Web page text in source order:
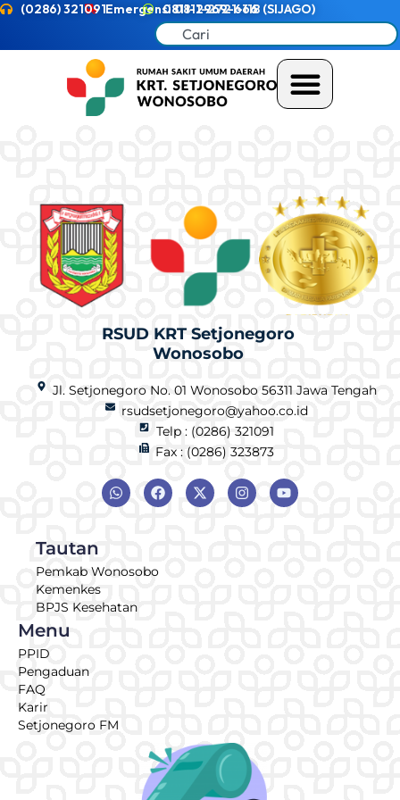
Emergensi 0811-2721-118 (SIJAGO)
0811-2969-666
(0286) 321091
RSUD KRT Setjonegoro
Wonosobo
Jl. Setjonegoro No. 01 Wonosobo 56311 Jawa Tengah
rsudsetjonegoro@yahoo.co.id
Telp : (0286) 321091
Fax : (0286) 323873
Tautan
Pemkab Wonosobo
Kemenkes
BPJS Kesehatan
Menu
PPID
Pengaduan
FAQ
Karir
Setjonegoro FM